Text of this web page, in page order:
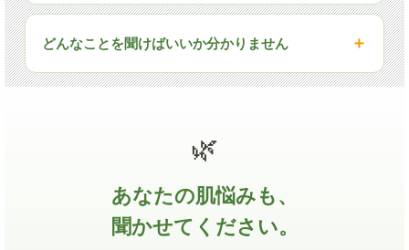
どんなことを聞けばいいか分かりません
🌿
あなたの肌悩みも、
聞かせてください。